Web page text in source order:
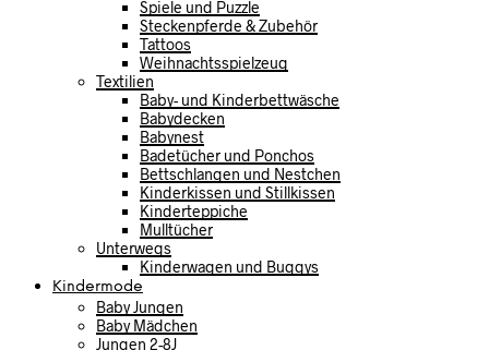
Spiele und Puzzle
Steckenpferde & Zubehör
Tattoos
Weihnachtsspielzeug
Textilien
Baby- und Kinderbettwäsche
Babydecken
Babynest
Badetücher und Ponchos
Bettschlangen und Nestchen
Kinderkissen und Stillkissen
Kinderteppiche
Mulltücher
Unterwegs
Kinderwagen und Buggys
Kindermode
Baby Jungen
Baby Mädchen
Jungen 2-8J